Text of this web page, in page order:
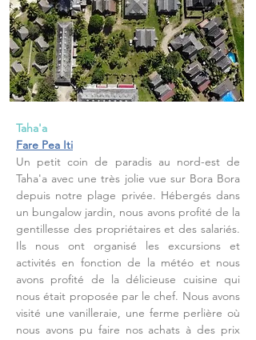
Taha'a
Fare Pea Iti
Un petit coin de paradis au nord-est de
Taha'a avec une très jolie vue sur Bora Bora
depuis notre plage privée. Hébergés dans
un bungalow jardin, nous avons profité de la
gentillesse des propriétaires et des salariés.
Ils nous ont organisé les excursions et
activités en fonction de la météo et nous
avons profité de la délicieuse cuisine qui
nous était proposée par le chef. Nous avons
visité une vanilleraie, une ferme perlière où
nous avons pu faire nos achats à des prix